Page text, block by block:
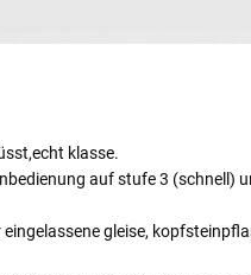
klasse.
auf stufe 3 (schnell)
gleise,